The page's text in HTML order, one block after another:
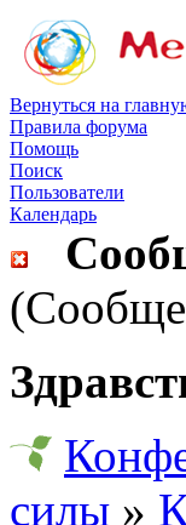
Вернуться на
Правила форума
Помощь
Поиск
Пользователи
Календарь
силы »